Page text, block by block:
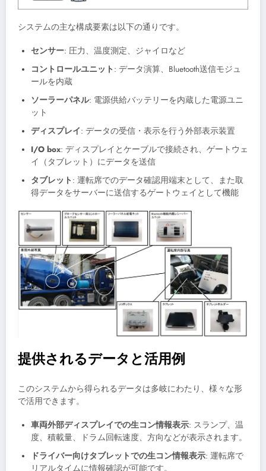
システムの主な構成要素は以下の通りです。
センサー: 圧力、温度測定、ジャイロなど
コントロールユニット : データ演算、Bluetooth送信モジュ
ールを内蔵
ソーラーパネル: 電源供給バッテリーを内蔵した電源ユニ
ット
ディスプレイ: データの受信・表示を行う外部表示装置
I/O box: ディスプレイとケーブルで接続され、ゲートウェ
イ（タブレット）にデータを送信
タブレット : 運転席でのデータ確認用端末として、また取
得データをサーバーに送信するゲートウェイとして機能
提供されるデータと活用例
このシステムから得られるデータは多岐にわたり、様々な形
で活用できます。
車両外部ディスプレイでの生コン情報表示: スランプ、温
度、積載量、ドラム回転速度、方向などが表示されます。
ドライバー向けタブレットでの生コン情報表示: 運転席で
リアルタイムに情報確認が可能です。